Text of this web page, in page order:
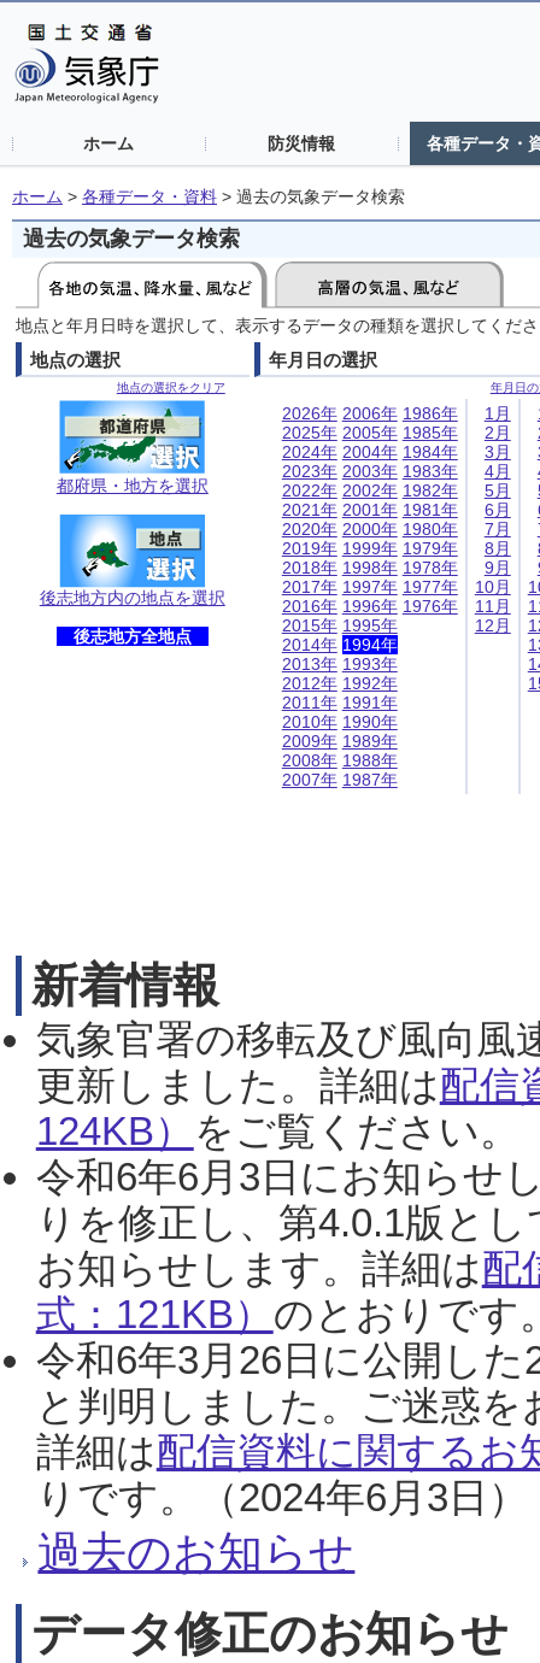
ホーム 防災情報 各種データ・
ホーム > 各種データ・資料 > 過去の気象データ検索
過去の気象データ検索
地点と年月日時を選択して、表示するデータの種類を選択してくだ
地点の選択
地点の選択をクリア
都府県・地方を選択
後志地方内の地点を選択
後志地方全地点
年月日の選択
年月日
2026年
2025年
2024年
2023年
2022年
2021年
2020年
2019年
2018年
2017年
2016年
2015年
2014年
2013年
2012年
2011年
2010年
2009年
2008年
2007年
2006年
2005年
2004年
2003年
2002年
2001年
2000年
1999年
1998年
1997年
1996年
1995年
1994年
1993年
1992年
1991年
1990年
1989年
1988年
1987年
1986年
1985年
1984年
1983年
1982年
1981年
1980年
1979年
1978年
1977年
1976年
1月
2月
3月
4月
5月
6月
7月
8月
9月
10月
11月
12月
新着情報
気象官署の移転及び風向風
更新しました。詳細は配信
124KB） をご覧ください。
令和6年6月3日にお知らせ
りを修正し、第4.0.1版と
お知らせします。詳細は配
式：121KB） のとおりです
令和6年3月26日に公開し
と判明しました。ご迷惑
詳細は配信資料に関するお
りです。（2024年6月3日）
過去のお知らせ
データ修正のお知らせ